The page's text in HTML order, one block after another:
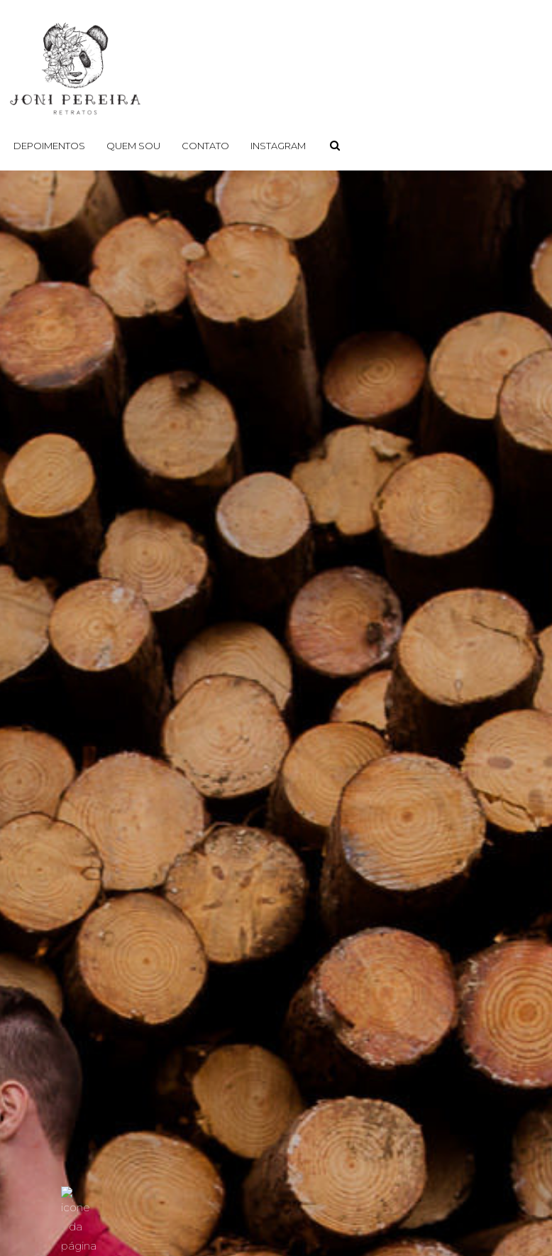
DEPOIMENTOS QUEM SOU CONTATO INSTAGRAM